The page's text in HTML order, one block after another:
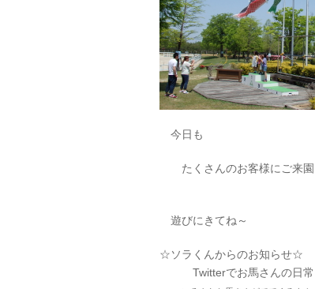
今日も
たくさんのお客様にご来園
遊びにきてね～
☆ソラくんからのお知らせ☆
Twitterでお馬さんの日常